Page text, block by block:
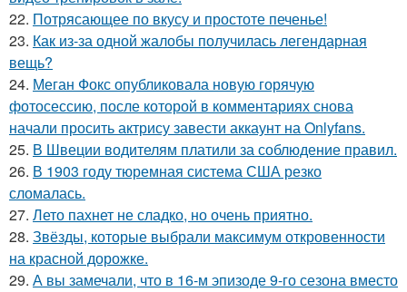
22. Потрясающее по вкусу и простоте печенье!
23. Как из-за одной жалобы получилась легендарная
вещь?
24. Меган Фокс опубликовала новую горячую
фотосессию, после которой в комментариях снова
начали просить актрису завести аккаунт на Onlyfans.
25. В Швеции водителям платили за соблюдение правил.
26. В 1903 году тюремная система США резко
сломалась.
27. Лето пахнет не сладко, но очень приятно.
28. Звёзды, которые выбрали максимум откровенности
на красной дорожке.
29. А вы замечали, что в 16-м эпизоде 9-го сезона вместо